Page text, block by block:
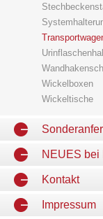
Wickelboxen
Wickeltische
NEUES bei
Kontakt
Impressum